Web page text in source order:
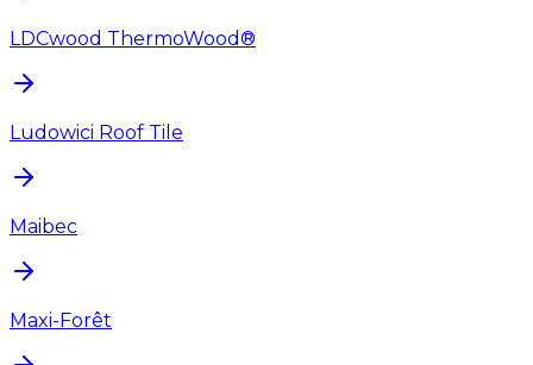
LDCwood ThermoWood®
Ludowici Roof Tile
Maibec
Maxi-Forêt